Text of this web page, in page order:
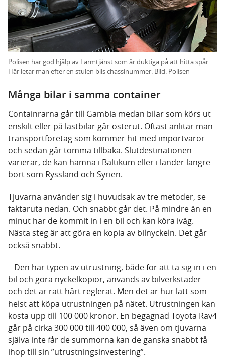
Polisen har god hjälp av Larmtjänst som är duktiga på att hitta spår.
Här letar man efter en stulen bils chassinummer. Bild: Polisen
Många bilar i samma container
Containrarna går till Gambia medan bilar som körs ut
enskilt eller på lastbilar går österut. Oftast anlitar man
transportföretag som kommer hit med importvaror
och sedan går tomma tillbaka. Slutdestinationen
varierar, de kan hamna i Baltikum eller i länder längre
bort som Ryssland och Syrien.
Tjuvarna använder sig i huvudsak av tre metoder, se
faktaruta nedan. Och snabbt går det. På mindre än en
minut har de kommit in i en bil och kan köra iväg.
Nästa steg är att göra en kopia av bilnyckeln. Det går
också snabbt.
– Den här typen av utrustning, både för att ta sig in i en
bil och göra nyckelkopior, används av bilverkstäder
och det är rätt hårt reglerat. Men det är hur lätt som
helst att köpa utrustningen på nätet. Utrustningen kan
kosta upp till 100 000 kronor. En begagnad Toyota Rav4
går på cirka 300 000 till 400 000, så även om tjuvarna
själva inte får de summorna kan de ganska snabbt få
ihop till sin ”utrustningsinvestering”.